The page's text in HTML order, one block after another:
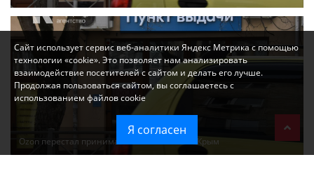
Ozon перестал принимать новые заказы в Крым
Сайт использует сервис веб-аналитики Яндекс Метрика с помощью
технологии «cookie». Это позволяет нам анализировать
взаимодействие посетителей с сайтом и делать его лучше.
Продолжая пользоваться сайтом, вы соглашаетесь с
использованием файлов cookie
Я согласен